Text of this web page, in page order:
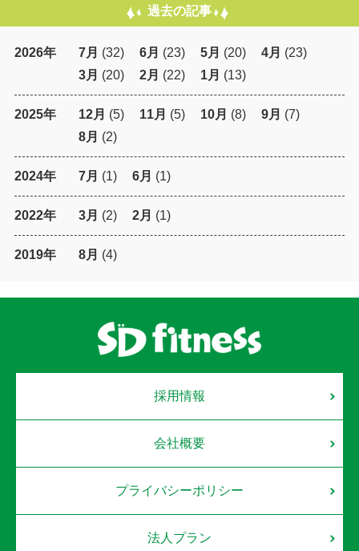
過去の記事
2026年 7月 (32) 6月 (23) 5月 (20) 4月 (23)
3月 (20) 2月 (22) 1月 (13)
2025年 12月 (5) 11月 (5) 10月 (8) 9月 (7)
8月 (2)
2024年 7月 (1) 6月 (1)
2022年 3月 (2) 2月 (1)
2019年 8月 (4)
採用情報
会社概要
プライバシーポリシー
法人プラン